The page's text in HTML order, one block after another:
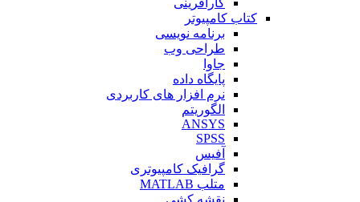
کتاب کامپیوتر
برنامه نویسی
طراحی وب
جاوا
پایگاه داده
نرم افزار های کاربردی
الگوریتم
ANSYS
SPSS
آفیس
گرافیک کامپیوتری
متلب MATLAB
نقشه کشی